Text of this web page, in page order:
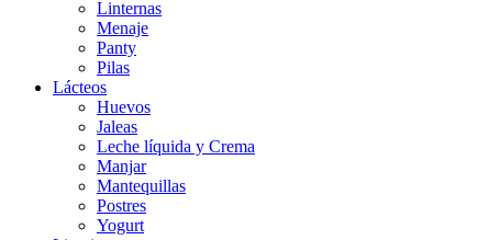
Linternas
Menaje
Panty
Pilas
Lácteos
Huevos
Jaleas
Leche líquida y Crema
Manjar
Mantequillas
Postres
Yogurt